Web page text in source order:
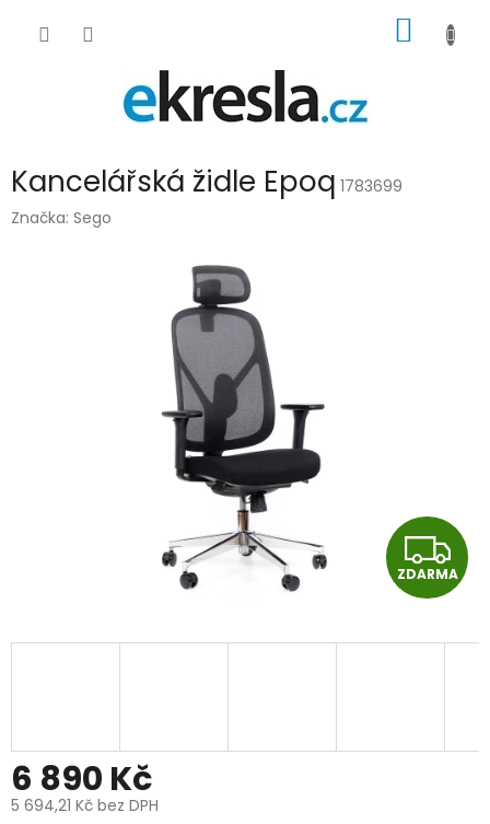
KOŠÍK
Kancelářská židle Epoq 1783699
Značka: Sego
Z
D
A
ZDARMA
6 890 Kč
5 694,21 Kč bez DPH